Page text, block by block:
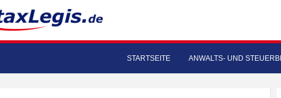
STARTSEITE ANWALTS- UND